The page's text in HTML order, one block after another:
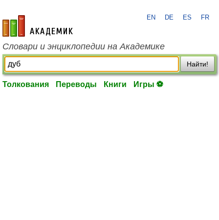
academic.ru
EN DE ES FR
Словари и энциклопедии на Академике
Найти!
Толкования Переводы Книги Игры ⚽